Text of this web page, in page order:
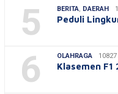
5 BERITA, DAERAH
Peduli
6 OLAHRAGA
Klasemen